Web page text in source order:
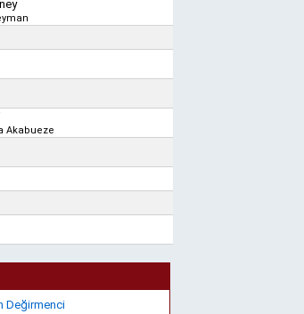
Akabueze
Değirmenci